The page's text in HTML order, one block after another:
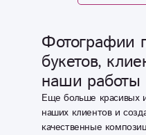
Фотографии
букетов,
наши работы
Еще больше красивых
наших клиентов и
качественные